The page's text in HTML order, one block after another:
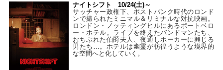
ナイトシフト 10/24(土)～
サッチャー政権下、ポストパンク時代のロンド
ンで撮られたミニマル＆リミナルな対抗映画。
ロンドン・ノッティングヒルにあるポートベロ
ー・ホテル。ライブを終えたバンドマンたち、
おちぶれた伯爵夫人、夜通しポーカーに興じる
男たち…。ホテルは幽霊が彷徨うような境界的
な空間へと化していく。